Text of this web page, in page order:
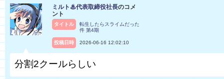
ミルト♨代表取締役社長のコメ
ント
タイトル
転生したらスライムだった
件 第4期
投稿日時 2026-06-16 12:02:10
分割2クールらしい